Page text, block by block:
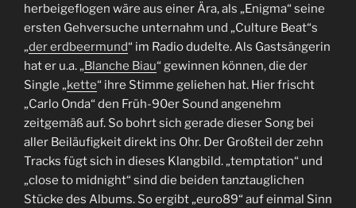
herbeigeflogen wäre aus einer Ära, als „Enigma“ seine
ersten Gehversuche unternahm und „Culture Beat“s
„der erdbeermund“ im Radio dudelte. Als Gastsängerin
hat er u.a. „Blanche Biau“ gewinnen können, die der
Single „kette“ ihre Stimme geliehen hat. Hier frischt
„Carlo Onda“ den Früh-90er Sound angenehm
zeitgemäß auf. So bohrt sich gerade dieser Song bei
aller Beiläufigkeit direkt ins Ohr. Der Großteil der zehn
Tracks fügt sich in dieses Klangbild. „temptation“ und
„close to midnight“ sind die beiden tanztauglichen
Stücke des Albums. So ergibt „euro89“ auf einmal Sinn